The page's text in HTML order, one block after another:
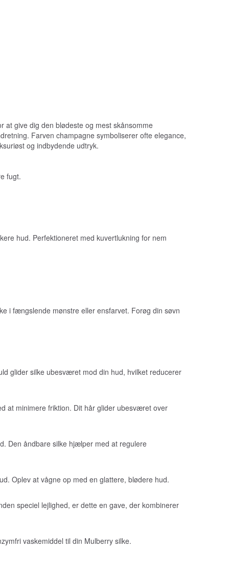
at give dig den blødeste og mest skånsomme
Farven champagne symboliserer ofte elegance,
og indbydende udtryk.
fugt.
hud. Perfektioneret med kuvertlukning for nem
i fængslende mønstre eller ensfarvet. Forøg din søvn
glider silke ubesværet mod din hud, hvilket reducerer
at minimere friktion. Dit hår glider ubesværet over
Den åndbare silke hjælper med at regulere
Oplev at vågne op med en glattere, blødere hud.
speciel lejlighed, er dette en gave, der kombinerer
vaskemiddel til din Mulberry silke.